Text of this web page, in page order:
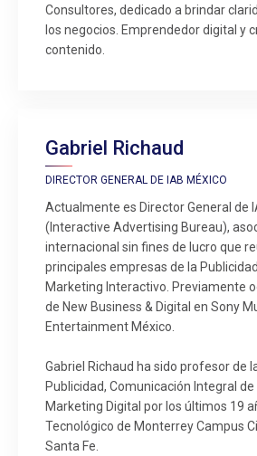
Consultores, dedicado a brindar
los negocios. Emprendedor digital y
contenido.
Gabriel Richaud
DIRECTOR GENERAL DE IAB MÉXICO
Actualmente es Director General de
(Interactive Advertising Bureau),
internacional sin fines de lucro que
principales empresas de la
Marketing Interactivo. Previamente
de New Business & Digital en Sony
Entertainment México.
Gabriel Richaud ha sido profesor de
Publicidad, Comunicación Integral
Marketing Digital por los últimos 19
Tecnológico de Monterrey Campus
Santa Fe.